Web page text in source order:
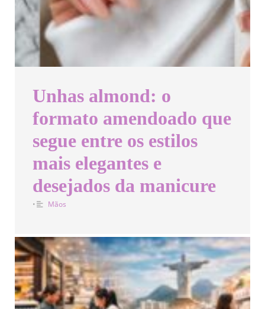
Unhas almond: o
formato amendoado que
segue entre os estilos
mais elegantes e
desejados da manicure
• Mãos